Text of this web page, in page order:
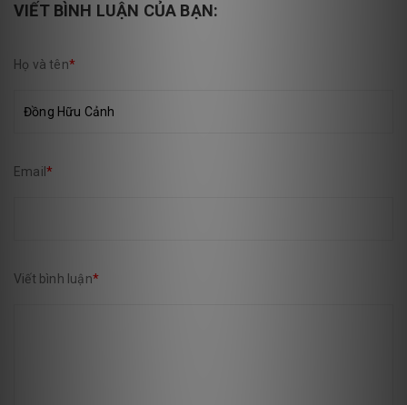
VIẾT BÌNH LUẬN CỦA BẠN:
Họ và tên*
Email *
Viết bình luận*